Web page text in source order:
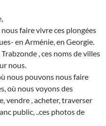
faire vivre ces plongées
en Arménie, en Georgie.
, ces noms de villes
nous.
nous pouvons nous faire
où nous voyons des
vendre , acheter, traverser
public, ..ces photos de